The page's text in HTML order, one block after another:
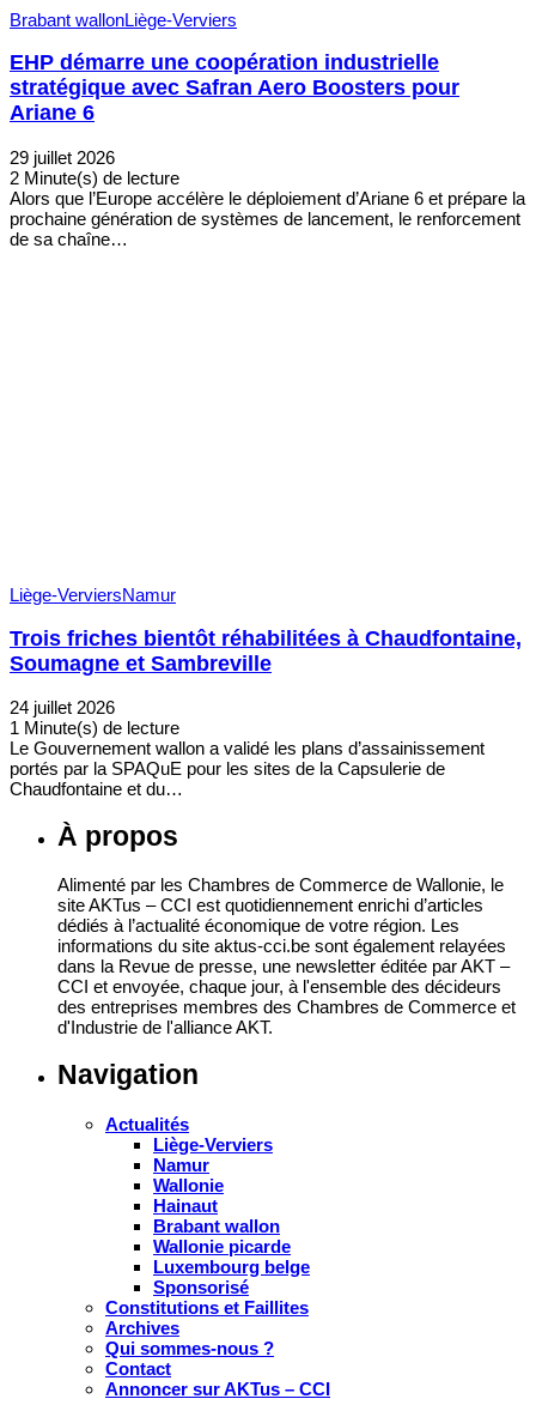
Brabant wallonLiège-Verviers
EHP démarre une coopération industrielle
stratégique avec Safran Aero Boosters pour
Ariane 6
29 juillet 2026
2 Minute(s) de lecture
Alors que l’Europe accélère le déploiement d’Ariane 6 et prépare la
prochaine génération de systèmes de lancement, le renforcement
de sa chaîne…
Liège-VerviersNamur
Trois friches bientôt réhabilitées à Chaudfontaine,
Soumagne et Sambreville
24 juillet 2026
1 Minute(s) de lecture
Le Gouvernement wallon a validé les plans d’assainissement
portés par la SPAQuE pour les sites de la Capsulerie de
Chaudfontaine et du…
À propos
Alimenté par les Chambres de Commerce de Wallonie, le
site AKTus – CCI est quotidiennement enrichi d’articles
dédiés à l’actualité économique de votre région. Les
informations du site aktus-cci.be sont également relayées
dans la Revue de presse, une newsletter éditée par AKT –
CCI et envoyée, chaque jour, à l'ensemble des décideurs
des entreprises membres des Chambres de Commerce et
d'Industrie de l'alliance AKT.
Navigation
Actualités
Liège-Verviers
Namur
Wallonie
Hainaut
Brabant wallon
Wallonie picarde
Luxembourg belge
Sponsorisé
Constitutions et Faillites
Archives
Qui sommes-nous ?
Contact
Annoncer sur AKTus – CCI